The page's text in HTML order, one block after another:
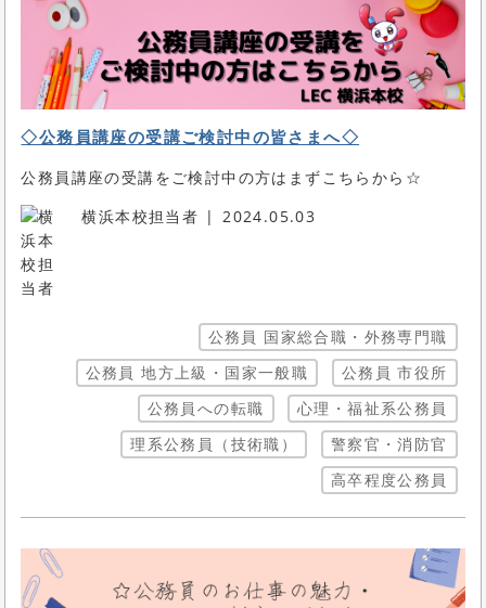
◇公務員講座の受講ご検討中の皆さまへ◇
公務員講座の受講をご検討中の方はまずこちらから☆
横浜本校担当者
2024.05.03
公務員 国家総合職・外務専門職
公務員 地方上級・国家一般職
公務員 市役所
公務員への転職
心理・福祉系公務員
理系公務員（技術職）
警察官・消防官
高卒程度公務員